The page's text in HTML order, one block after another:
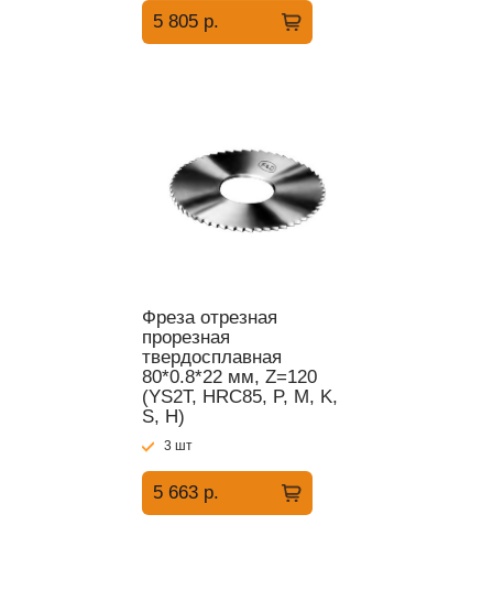
5 805 р.
Фреза отрезная
прорезная
твердосплавная
80*0.8*22 мм, Z=120
(YS2T, HRC85, P, M, K,
S, H)
3 шт
5 663 р.